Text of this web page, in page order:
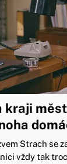
kraji
Strach se
vždy tak